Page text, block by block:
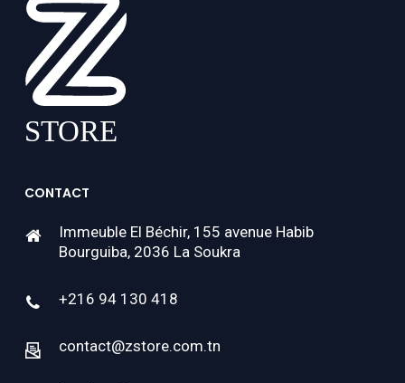
CONTACT
Immeuble El Béchir, 155 avenue Habib
Bourguiba, 2036 La Soukra
+216 94 130 418
contact@zstore.com.tn